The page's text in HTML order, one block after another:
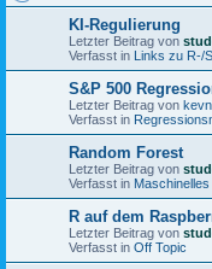
KI-Regulierung
Letzter Beitrag von
Verfasst in Links zu R-/
S&P 500
Letzter Beitrag von
Verfasst in
Random Forest
Letzter Beitrag von
Verfasst in
R auf dem
Letzter Beitrag von
Verfasst in Off Topic